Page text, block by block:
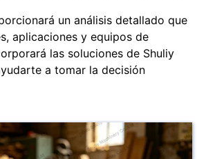
un análisis detallado que
aplicaciones y equipos de
las soluciones de Shuliy
a tomar la decisión